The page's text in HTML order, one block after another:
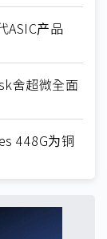
ASIC产品
舍超微全面
448G为铜